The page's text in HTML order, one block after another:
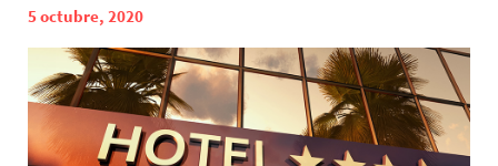
5 octubre, 2020